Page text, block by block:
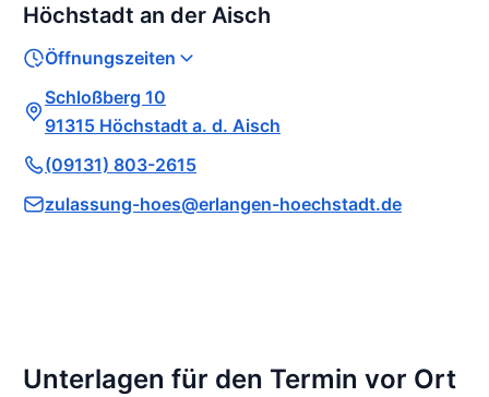
Höchstadt an der Aisch
Öffnungszeiten
Schloßberg 10
91315 Höchstadt a. d. Aisch
(09131) 803-2615
zulassung-hoes@erlangen-hoechstadt.de
Unterlagen für den Termin vor Ort